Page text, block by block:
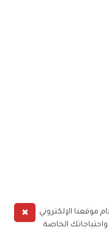
✖
الإلكتروني
الخاصة